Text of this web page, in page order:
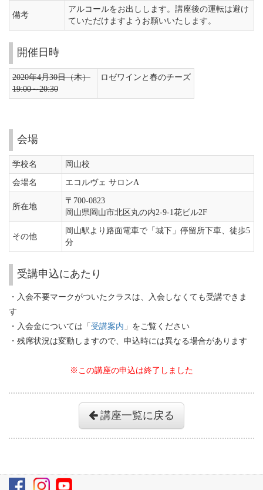
備考
アルコールをお出しします。講座後の運転は避け
ていただけますようお願いいたします。
開催日時
2020年4月30日（木）
19:00～20:30
ロゼワインと春のチーズ
会場
学校名 岡山校
会場名 エコルヴェ サロンA
所在地
〒700-0823
岡山県岡山市北区丸の内2-9-1花ビル2F
その他
岡山駅より路面電車で「城下」停留所下車、徒歩5
分
受講申込にあたり
・入会不要マークがついたクラスは、入会しなくても受講できま
す
・入会金については「 受講案内 」をご覧ください
・残席状況は変動しますので、申込時には異なる場合があります
※この講座の申込は終了しました
講座一覧に戻る